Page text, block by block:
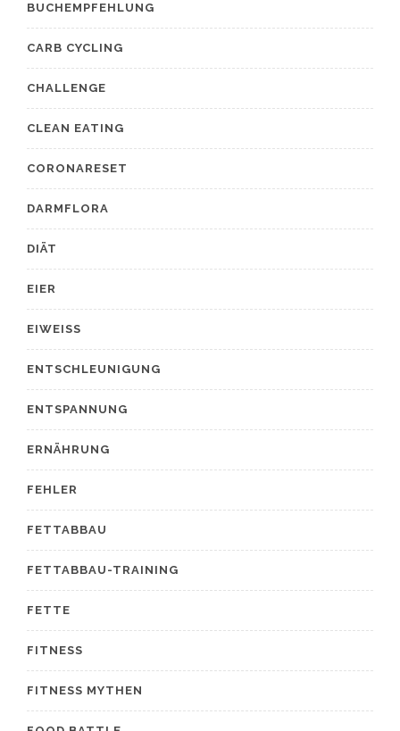
BUCHEMPFEHLUNG
CARB CYCLING
CHALLENGE
CLEAN EATING
CORONARESET
DARMFLORA
DIÄT
EIER
EIWEISS
ENTSCHLEUNIGUNG
ENTSPANNUNG
ERNÄHRUNG
FEHLER
FETTABBAU
FETTABBAU-TRAINING
FETTE
FITNESS
FITNESS MYTHEN